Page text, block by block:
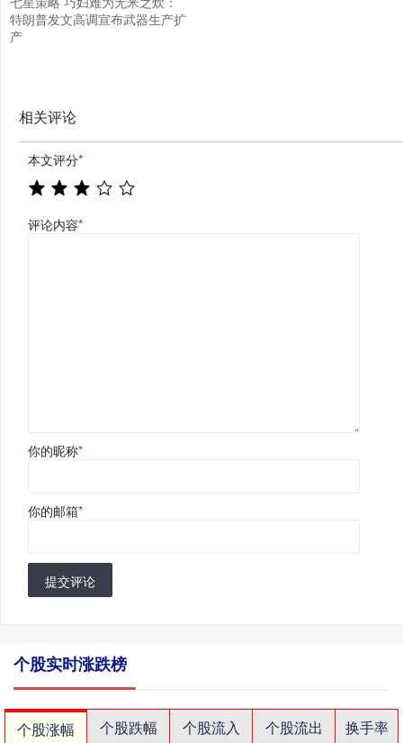
特朗普发文高调宣布武器生产扩
产
相关评论
本文评分*
评论内容*
你的昵称*
你的邮箱*
提交评论
个股实时涨跌榜
个股涨幅 个股跌幅 个股流入 个股流出
换手率